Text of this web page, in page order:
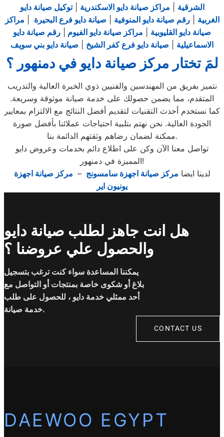
الشرقية
مراكز صيانة دايو الاسكندرية |توكيل صيانة دايو
الغربية |رقم صيانة دايو المنوفية صيانة دايو فرع البحيرة
مراكز
صيانة دايو القليوبية
مراكز صيانة دايو الفيوم
رقم صيانة دايو
الاسماعيلية
صيانة دايو فرع كفر الشيخ صيانة دايو بني سويف
لمَ تختار مركز صيانة دايو في دمنهور ؟
نتميز بفريق من المهندسين والفنيين ذوي الخبرة العالية والتدريب
المتقدم، مما يضمن حصولك على خدمة صيانة موثوقة وسريعة.
كما نستخدم أحدث التقنيات لتقديم أفضل النتائج مع الالتزام بمعايير
الجودة العالية. نحن نهتم بتلبية احتياجات عملائنا بأفضل صورة
ممكنة لضمان رضاهم وثقتهم الدائمة بنا.
تواصل معنا الآن وكن على اطلاع دائم بخدمات وعروض دايو
المميزة في دمنهور!
لدينا ايضا مركز صيانة اجهزة سامسونج – مركز صيانة اجهزة
يونيون اير
هل انت جاهز لطلب صيانة دايو
والحصول علي عروضنا ؟
يمكننا المساعدة سواء كنت ترغب بتسجيل
بلاغ أو شكوى خاصة بمنتجات أو التواصل مع
أحد ممثلي خدمة دايو ، للحصول على طلب
خدمة صيانة.
CONTACT US
DAEWOO EGYPT